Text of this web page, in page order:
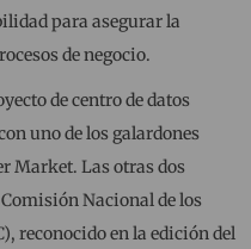
para asegurar la
de negocio.
de centro de datos
uno de los galardones
Market. Las otras dos
Nacional de los
reconocido en la edición del